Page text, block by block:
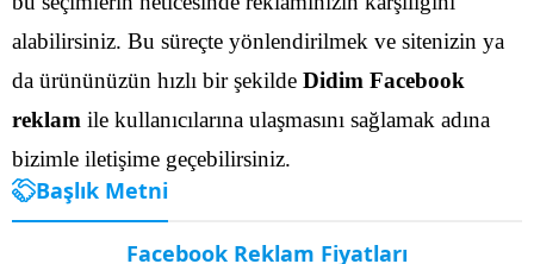
alabilirsiniz. Bu süreçte yönlendirilmek ve sitenizin ya
da ürününüzün hızlı bir şekilde Didim Facebook
reklam ile kullanıcılarına ulaşmasını sağlamak adına
bizimle iletişime geçebilirsiniz.
Başlık Metni
Facebook Reklam Fiyatları